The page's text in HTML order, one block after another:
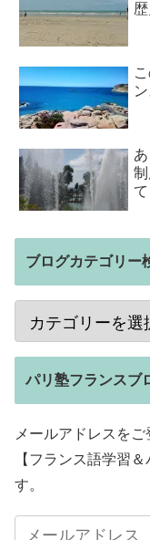
て
ブログカテゴリー
パリ塾フランスブ
メールアドレスを
【フランス語学習
す。